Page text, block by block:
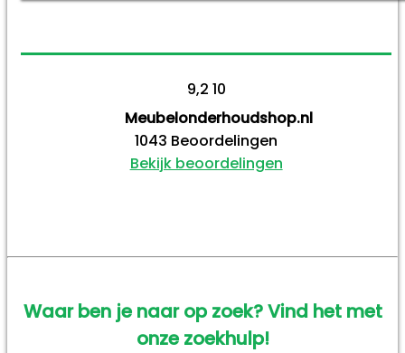
9,2 10
Meubelonderhoudshop.nl
1043 Beoordelingen
Bekijk beoordelingen
Waar ben je naar op zoek? Vind het met
onze zoekhulp!